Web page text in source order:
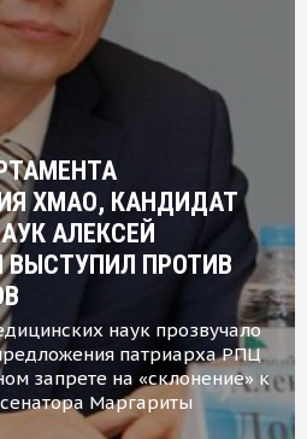
ХМАО, КАНДИДАТ
АЛЕКСЕЙ
ВЫСТУПИЛ ПРОТИВ
наук прозвучало
патриарха РПЦ
запрете на «склонение» к
Маргариты